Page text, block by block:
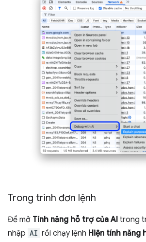
Trong trình đơn lệnh
Để mở Tính năng hỗ trợ của AI trong
nhập AI rồi chạy lệnh Hiện tính năng